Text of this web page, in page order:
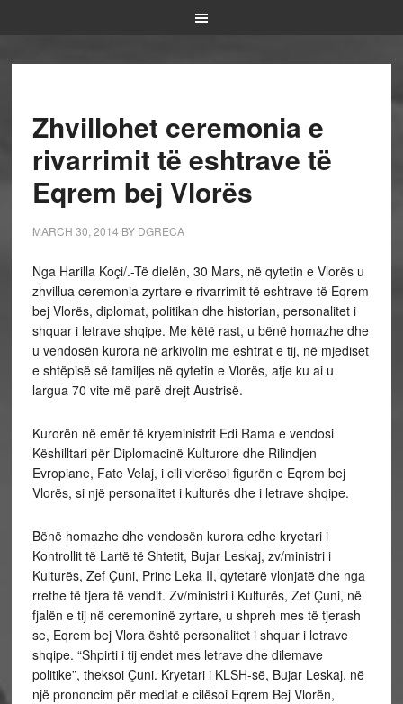
Zhvillohet ceremonia e
rivarrimit të eshtrave të
Eqrem bej Vlorës
MARCH 30, 2014 BY DGRECA
Nga Harilla Koçi/.-Të dielën, 30 Mars, në qytetin e Vlorës u
zhvillua ceremonia zyrtare e rivarrimit të eshtrave të Eqrem
bej Vlorës, diplomat, politikan dhe historian, personalitet i
shquar i letrave shqipe. Me këtë rast, u bënë homazhe dhe
u vendosën kurora në arkivolin me eshtrat e tij, në mjediset
e shtëpisë së familjes në qytetin e Vlorës, atje ku ai u
largua 70 vite më parë drejt Austrisë.
Kurorën në emër të kryeministrit Edi Rama e vendosi
Këshilltari për Diplomacinë Kulturore dhe Rilindjen
Evropiane, Fate Velaj, i cili vlerësoi figurën e Eqrem bej
Vlorës, si një personalitet i kulturës dhe i letrave shqipe.
Bënë homazhe dhe vendosën kurora edhe kryetari i
Kontrollit të Lartë të Shtetit, Bujar Leskaj, zv/ministri i
Kulturës, Zef Çuni, Princ Leka II, qytetarë vlonjatë dhe nga
rrethe të tjera të vendit. Zv/ministri i Kulturës, Zef Çuni, në
fjalën e tij në ceremoninë zyrtare, u shpreh mes të tjerash
se, Eqrem bej Vlora është personalitet i shquar i letrave
shqipe. “Shpirti i tij endet mes letrave dhe dilemave
politike”, theksoi Çuni. Kryetari i KLSH-së, Bujar Leskaj, në
një prononcim për mediat e cilësoi Eqrem Bej Vlorën,